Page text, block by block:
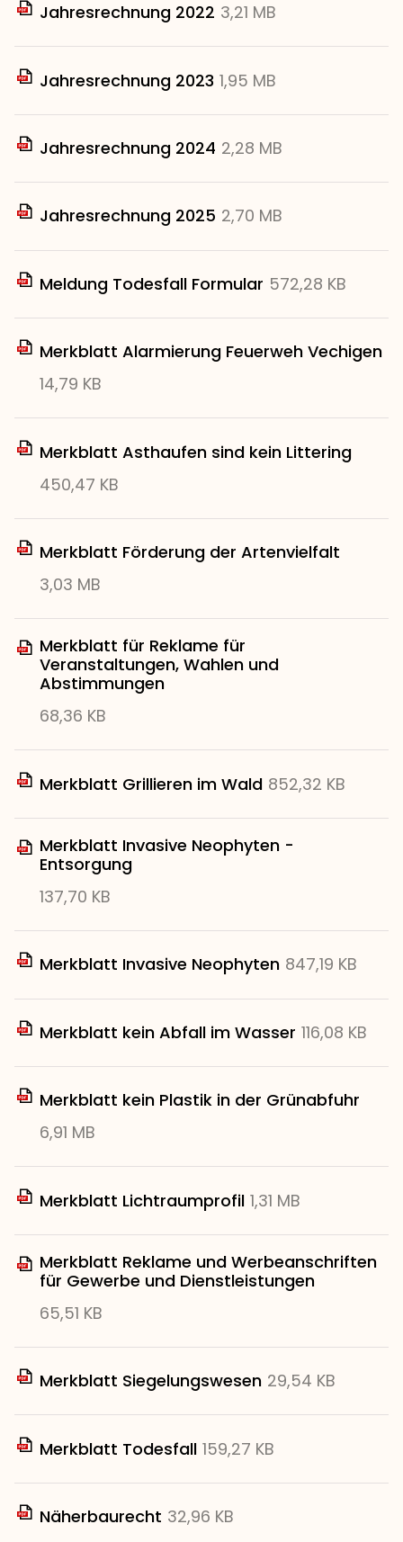
Jahresrechnung 2022 3,21 MB
Jahresrechnung 2023 1,95 MB
Jahresrechnung 2024 2,28 MB
Jahresrechnung 2025 2,70 MB
Meldung Todesfall Formular 572,28 KB
Merkblatt Alarmierung Feuerweh Vechigen
14,79 KB
Merkblatt Asthaufen sind kein Littering
450,47 KB
Merkblatt Förderung der Artenvielfalt
3,03 MB
Merkblatt für Reklame für
Veranstaltungen, Wahlen und
Abstimmungen
68,36 KB
Merkblatt Grillieren im Wald 852,32 KB
Merkblatt Invasive Neophyten -
Entsorgung
137,70 KB
Merkblatt Invasive Neophyten 847,19 KB
Merkblatt kein Abfall im Wasser 116,08 KB
Merkblatt kein Plastik in der Grünabfuhr
6,91 MB
Merkblatt Lichtraumprofil 1,31 MB
Merkblatt Reklame und Werbeanschriften
für Gewerbe und Dienstleistungen
65,51 KB
Merkblatt Siegelungswesen 29,54 KB
Merkblatt Todesfall 159,27 KB
Näherbaurecht 32,96 KB